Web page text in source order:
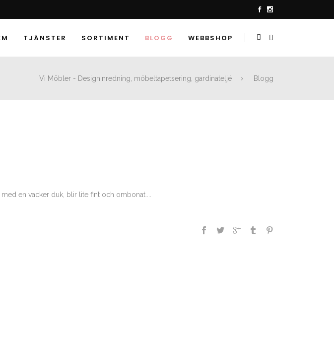
TJÄNSTER SORTIMENT BLOGG WEBBSHOP
Vi Möbler - Designinredning, möbeltapetsering, gardinateljé Blogg
en vacker duk, blir lite fint och ombonat....